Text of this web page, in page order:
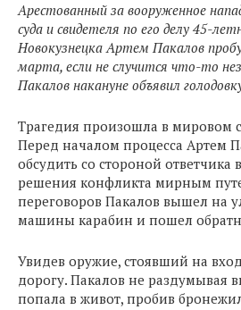
Арестованный за вооруженное
суда и свидетеля по его делу 45-
Новокузнецка Артем Пакалов
марта, если не случится что-то
Пакалов накануне объявил
Трагедия произошла в мировом
Перед началом процесса Артем
обсудить со стороной ответчика
решения конфликта мирным
переговоров Пакалов вышел на
машины карабин и пошел
Увидев оружие, стоявший на
дорогу. Пакалов не раздумывая
попала в живот, пробив